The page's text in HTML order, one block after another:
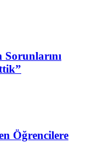
Sorunlarını
Öğrencilere